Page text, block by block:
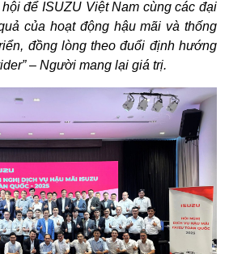
để ISUZU Việt Nam cùng các đại
của hoạt động hậu mãi và thống
đồng lòng theo đuổi định hướng
– Người mang lại giá trị.